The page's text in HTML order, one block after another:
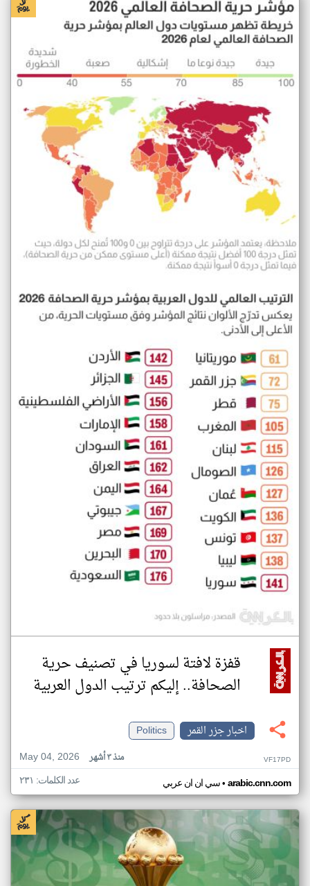
قفزة لافتة لسوريا في تصنيف حرية
الصحافة.. إليكم ترتيب الدول العربية
اخبار جزر القمر
Politics
May 04, 2026
منذ ٣ أشهر VF17PD
سي ان ان عربي• arabic.cnn.com عدد الكلمات: ٢٣١